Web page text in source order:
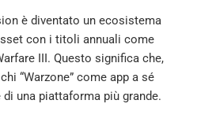
è diventato un ecosistema
con i titoli annuali come
III. Questo significa che,
“Warzone” come app a sé
una piattaforma più grande.